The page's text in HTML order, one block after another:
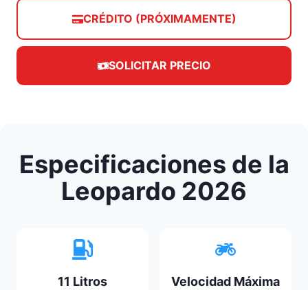
CRÉDITO (PRÓXIMAMENTE)
SOLICITAR PRECIO
Especificaciones de la
Leopardo 2026
11 Litros
Velocidad Máxima